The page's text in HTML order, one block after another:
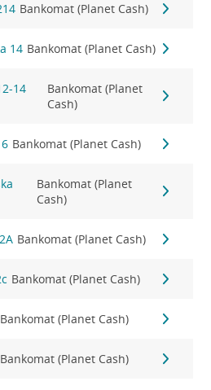
Bankomat (Planet Cash)
14 Bankomat (Planet Cash)
14
Bankomat (Planet
Cash)
Bankomat (Planet Cash)
Bankomat (Planet
Cash)
Bankomat (Planet Cash)
Bankomat (Planet Cash)
Bankomat (Planet Cash)
Bankomat (Planet Cash)